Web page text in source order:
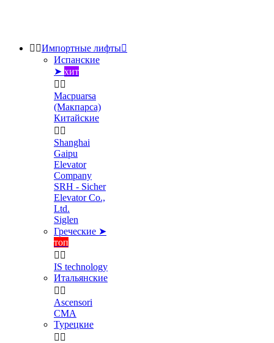
 Импортные лифты
Испанские
➤ хит
 
Macpuarsa
(Макпарса)
Китайские
 
Shanghai
Gaipu
Elevator
Company
SRH - Sicher
Elevator Co.,
Ltd.
Siglen
Греческие ➤
топ
 
IS technology
Итальянские
 
Ascensori
CMA
Турецкие
 